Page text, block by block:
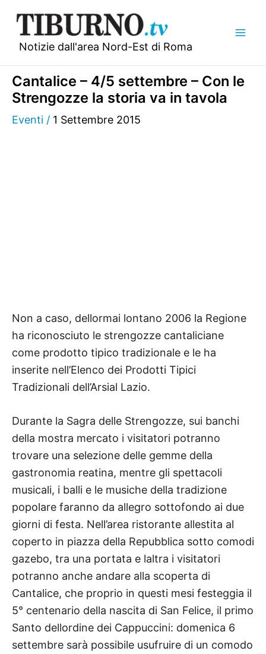
contenuto
Notizie dall'area Nord-Est di Roma
Cantalice – 4/5 settembre – Con le
Strengozze la storia va in tavola
Eventi / 1 Settembre 2015
Non a caso, dellormai lontano 2006 la Regione
ha riconosciuto le strengozze cantaliciane
come prodotto tipico tradizionale e le ha
inserite nell’Elenco dei Prodotti Tipici
Tradizionali dell’Arsial Lazio.
Durante la Sagra delle Strengozze, sui banchi
della mostra mercato i visitatori potranno
trovare una selezione delle gemme della
gastronomia reatina, mentre gli spettacoli
musicali, i balli e le musiche della tradizione
popolare faranno da allegro sottofondo ai due
giorni di festa. Nell’area ristorante allestita al
coperto in piazza della Repubblica sotto comodi
gazebo, tra una portata e laltra i visitatori
potranno anche andare alla scoperta di
Cantalice, che proprio in questi mesi festeggia il
5° centenario della nascita di San Felice, il primo
Santo dellordine dei Cappuccini: domenica 6
settembre sarà possibile usufruire di un comodo